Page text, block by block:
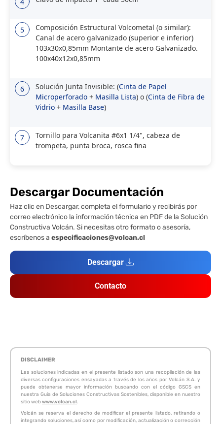
5
Composición Estructural Volcometal (o similar):
Canal de acero galvanizado (superior e inferior)
103x30x0,85mm Montante de acero Galvanizado.
100x40x12x0,85mm
6 Solución Junta Invisible: (Cinta de Papel
Microperforado + Masilla Lista) o (Cinta de Fibra de
Vidrio + Masilla Base)
7
Tornillo para Volcanita #6x1 1/4", cabeza de
trompeta, punta broca, rosca fina
Descargar Documentación
Haz clic en Descargar, completa el formulario y recibirás por
correo electrónico la información técnica en PDF de la Solución
Constructiva Volcán. Si necesitas otro formato o asesoría,
escríbenos a especificaciones@volcan.cl
Descargar
Contacto
DISCLAIMER
Las soluciones indicadas en el presente listado son una recopilación de las
diversas configuraciones ensayadas a través de los años por Volcán S.A. y
puede obtenerse mayor información buscando con el código GSCS en
nuestra Guía de Soluciones Constructivas Sostenibles, disponible en nuestro
sitio webwww.volcan.cl.
Volcán se reserva el derecho de modificar el presente listado, retirando o
integrando soluciones, así como por modificación, actualización o corrección